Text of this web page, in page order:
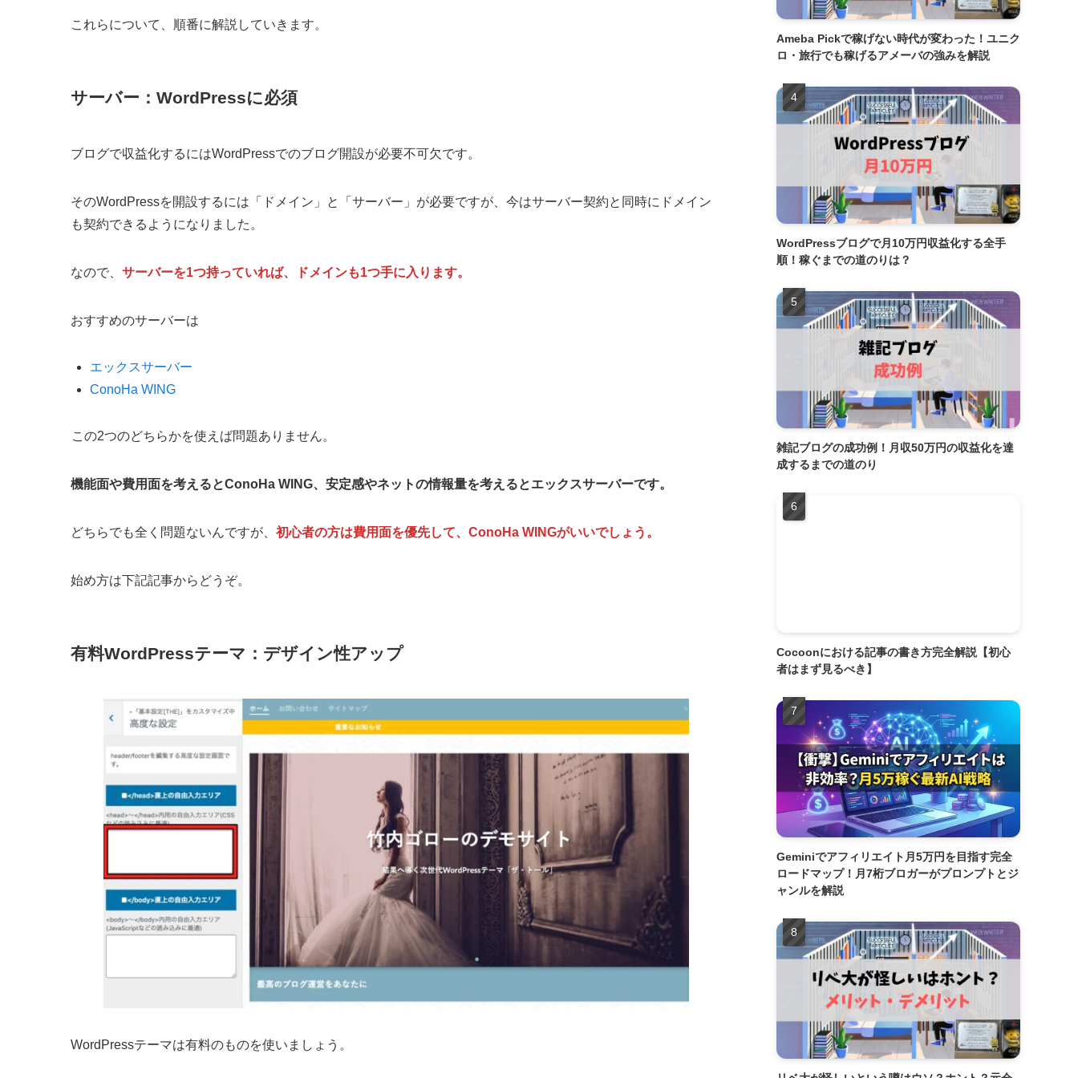
これらについて、順番に解説していきます。
サーバー：WordPressに必須
ブログで収益化するにはWordPressでのブログ開設が必要不可欠です。
そのWordPressを開設するには「ドメイン」と「サーバー」が必要ですが、今はサーバー契約と同時にドメイン
も契約できるようになりました。
なので、 サーバーを1つ持っていれば、ドメインも1つ手に入ります。
おすすめのサーバーは
エックスサーバー
ConoHa WING
この2つのどちらかを使えば問題ありません。
機能面や費用面を考えるとConoHa WING、安定感やネットの情報量を考えるとエックスサーバーです。
どちらでも全く問題ないんですが、 初心者の方は費用面を優先して、ConoHa WINGがいいでしょう。
始め方は下記記事からどうぞ。
有料WordPressテーマ：デザイン性アップ
WordPressテーマは有料のものを使いましょう。
Ameba Pickで稼げない時代が変わった！ユニク
ロ・旅行でも稼げるアメーバの強みを解説
WordPressブログで月10万円収益化する全手
順！稼ぐまでの道のりは？
雑記ブログの成功例！月収50万円の収益化を達
成するまでの道のり
Cocoonにおける記事の書き方完全解説【初心
者はまず見るべき】
Geminiでアフィリエイト月5万円を目指す完全
ロードマップ！月7桁ブロガーがプロンプトとジ
ャンルを解説